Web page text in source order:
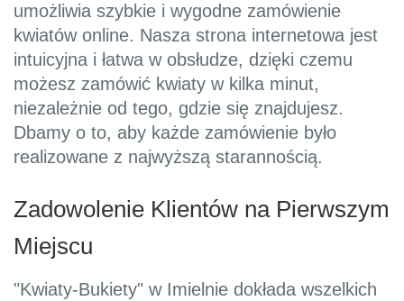
umożliwia szybkie i wygodne zamówienie
kwiatów online. Nasza strona internetowa jest
intuicyjna i łatwa w obsłudze, dzięki czemu
możesz zamówić kwiaty w kilka minut,
niezależnie od tego, gdzie się znajdujesz.
Dbamy o to, aby każde zamówienie było
realizowane z najwyższą starannością.
Zadowolenie Klientów na Pierwszym
Miejscu
"Kwiaty-Bukiety" w Imielnie dokłada wszelkich